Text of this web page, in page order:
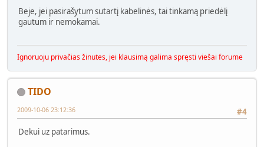
Beje, jei pasirašytum sutartį kabelinės, tai tinkamą priedėlį
gautum ir nemokamai.
Ignoruoju privačias žinutes, jei klausimą galima spręsti viešai forume
TIDO
#4
2009-10-06 23:12:36
Dekui uz patarimus.